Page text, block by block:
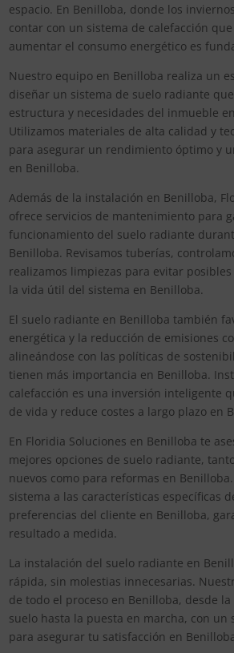
espacio. En Benilloba, donde los
contar con un sistema de calefacción
aumentar el consumo energético es
Nuestro equipo en Benilloba realiza un
diseñar un sistema de suelo radiante
estructura y necesidades del inmueble
Utilizamos materiales de alta calidad y
para asegurar un rendimiento óptimo y
en Benilloba.
Además de la instalación en Benilloba,
ofrece servicios de mantenimiento para
funcionamiento del suelo radiante
Benilloba. Revisamos tuberías,
realizamos limpiezas para evitar
la vida útil del sistema en Benilloba.
El suelo radiante en Benilloba también
energética y la reducción de emisiones
alineándose con las políticas de
tienen más importancia en Benilloba.
calefacción es una inversión inteligente
de vida y reduce costes a largo plazo en
En Floridia Soluciones en Benilloba te
mejores opciones de suelo radiante,
nuevos como para reformas en
sistema a las características específicas
preferencias del cliente en Benilloba,
resultado a medida.
La instalación del suelo radiante en
rápida, sin molestias innecesarias.
de todo el proceso en Benilloba, desde
suelo hasta la puesta en marcha, con un
para asegurar tu satisfacción en